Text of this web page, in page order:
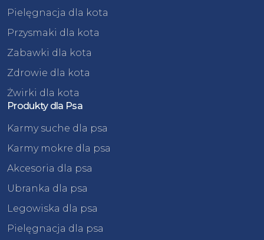
Pielęgnacja dla kota
Przysmaki dla kota
Zabawki dla kota
Zdrowie dla kota
Żwirki dla kota
Produkty dla Psa
Karmy suche dla psa
Karmy mokre dla psa
Akcesoria dla psa
Ubranka dla psa
Legowiska dla psa
Pielęgnacja dla psa